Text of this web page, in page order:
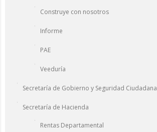
Construye con nosotros
Informe
PAE
Veeduría
Secretaría de Gobierno y Seguridad Ciudadana
Secretaría de Hacienda
Rentas Departamental